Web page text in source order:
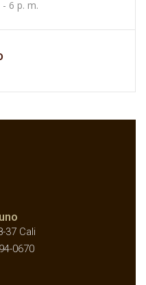
6 p. m.
37 Cali
0670